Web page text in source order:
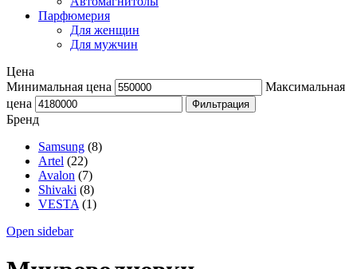
Парфюмерия
Для женщин
Для мужчин
Цена
Минимальная цена
Максимальная
цена
Фильтрация
Бренд
Samsung (8)
Artel (22)
Avalon (7)
Shivaki (8)
VESTA (1)
Open sidebar